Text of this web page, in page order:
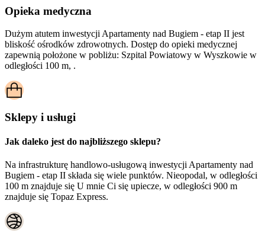
Opieka medyczna
Dużym atutem inwestycji Apartamenty nad Bugiem - etap II jest
bliskość ośrodków zdrowotnych. Dostęp do opieki medycznej
zapewnią położone w pobliżu: Szpital Powiatowy w Wyszkowie w
odległości 100 m, .
Sklepy i usługi
Jak daleko jest do najbliższego sklepu?
Na infrastrukturę handlowo-usługową inwestycji Apartamenty nad
Bugiem - etap II składa się wiele punktów. Nieopodal, w odległości
100 m znajduje się U mnie Ci się upiecze, w odległości 900 m
znajduje się Topaz Express.